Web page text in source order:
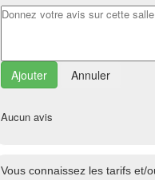
Annuler
Aucun avis
Vous connaissez les tarifs et/